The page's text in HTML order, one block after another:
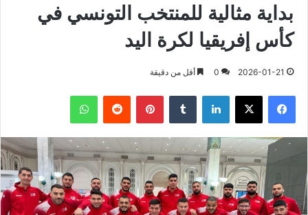
بداية مثالية للمنتخب التونسي في
كأس إفريقيا لكرة اليد
2026-01-21
0 أقل من دقيقة
فيسبوك X لينكدإن بينتيريست واتساب